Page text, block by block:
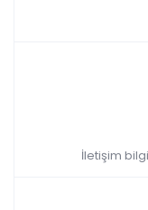
İletişim